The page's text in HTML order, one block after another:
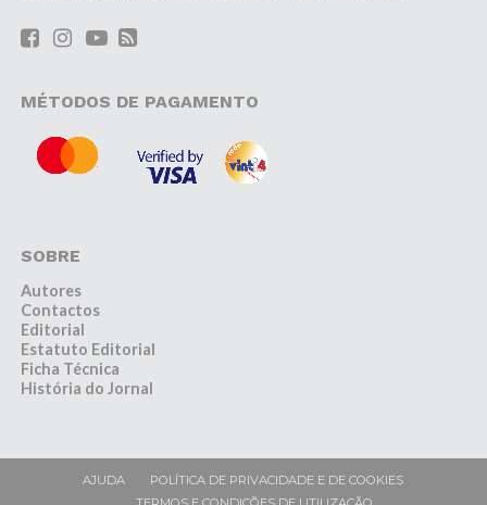
MÉTODOS DE PAGAMENTO
SOBRE
Autores
Contactos
Editorial
Estatuto Editorial
Ficha Técnica
História do Jornal
AJUDA
POLÍTICA DE PRIVACIDADE E DE COOKIES